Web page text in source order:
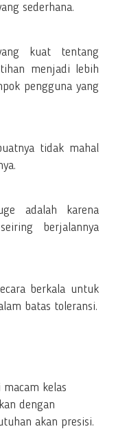
sederhana.
kuat tentang
menjadi lebih
pengguna yang
tidak mahal
adalah karena
berjalannya
berkala untuk
batas toleransi.
kelas
dengan
akan presisi.